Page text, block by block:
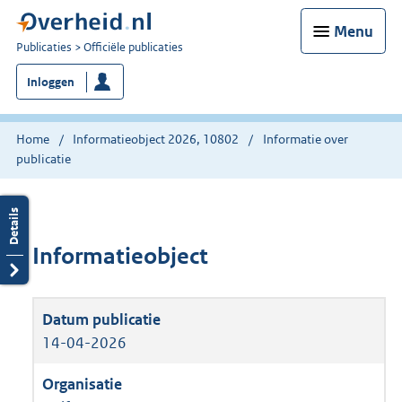
Menu
U
bent
nu
hier:
Publicaties Officiële publicaties
Inloggen
Home Informatieobject 2026, 10802
Informatie over
publicatie
Informatieobject
14-04-2026